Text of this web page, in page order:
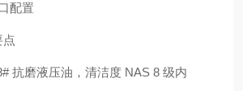
配置
点
抗磨液压油，清洁度 NAS 8 级内